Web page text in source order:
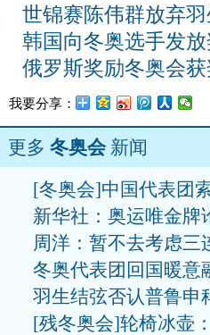
世锦赛陈伟群放弃
韩国向冬奥选手发
俄罗斯奖励冬奥会
我要分享：
更多 冬奥会新闻
[冬奥会]中国代表团
新华社：奥运唯金牌
周洋：暂不去考虑三
冬奥代表团回国暖意
羽生结弦否认普鲁申
[残冬奥会]轮椅冰壶